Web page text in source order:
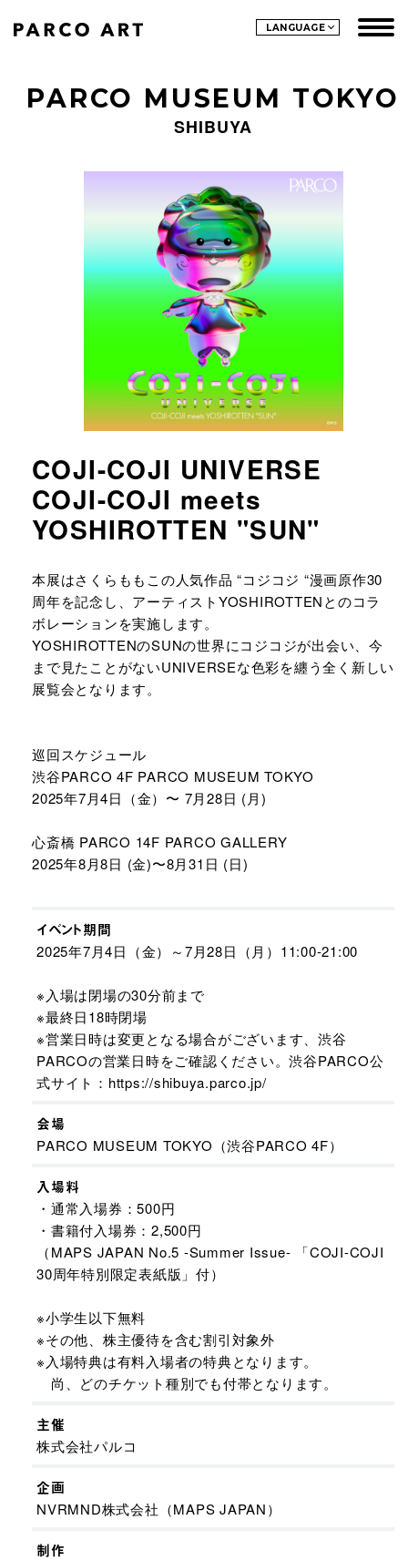
LANGUAGE
PARCO MUSEUM TOKYO
SHIBUYA
COJI-COJI UNIVERSE
COJI-COJI meets
YOSHIROTTEN "SUN"
URLをコピーする
本展はさくらももこの人気作品 “コジコジ “漫画原作30
周年を記念し、アーティストYOSHIROTTENとのコラ
ボレーションを実施します。
YOSHIROTTENのSUNの世界にコジコジが出会い、今
まで見たことがないUNIVERSEな色彩を纏う全く新しい
展覧会となります。
巡回スケジュール
渋谷PARCO 4F PARCO MUSEUM TOKYO
2025年7月4日（金）〜 7月28日 (月)
心斎橋 PARCO 14F PARCO GALLERY
2025年8月8日 (金)〜8月31日 (日)
イベント期間
2025年7月4日（金）～7月28日（月）11:00-21:00
※入場は閉場の30分前まで
※最終日18時閉場
※営業日時は変更となる場合がございます、渋谷
PARCOの営業日時をご確認ください。渋谷PARCO公
式サイト：https://shibuya.parco.jp/
会場
PARCO MUSEUM TOKYO（渋谷PARCO 4F）
入場料
・通常入場券：500円
・書籍付入場券：2,500円
（MAPS JAPAN No.5 -Summer Issue- 「COJI-COJI
30周年特別限定表紙版」付）
※小学生以下無料
※その他、株主優待を含む割引対象外
※入場特典は有料入場者の特典となります。
尚、どのチケット種別でも付帯となります。
主催
株式会社パルコ
企画
NVRMND株式会社（MAPS JAPAN）
制作